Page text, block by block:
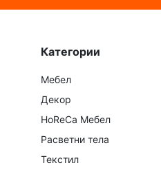
Категории
Мебел
Декор
HoReCa Мебел
Расветни тела
Текстил